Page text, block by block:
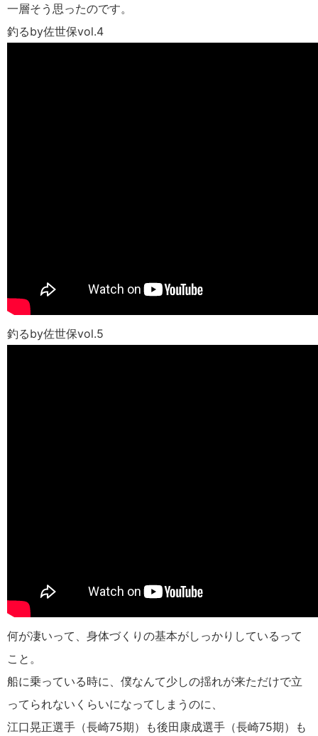
一層そう思ったのです。
釣るby佐世保vol.4
釣るby佐世保vol.5
何が凄いって、身体づくりの基本がしっかりしているって
こと。
船に乗っている時に、僕なんて少しの揺れが来ただけで立
ってられないくらいになってしまうのに、
江口晃正選手（長崎75期）も後田康成選手（長崎75期）も